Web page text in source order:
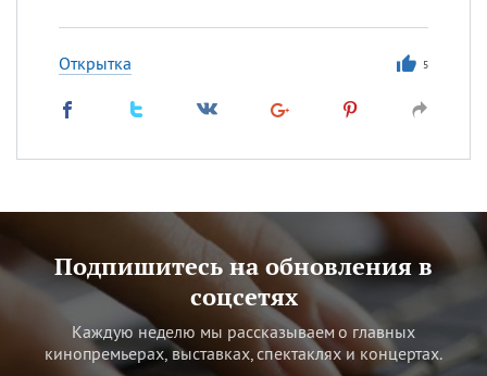
Открытка 5
Подпишитесь на обновления в
соцсетях
Каждую неделю мы рассказываем о главных
кинопремьерах, выставках, спектаклях и концертах.